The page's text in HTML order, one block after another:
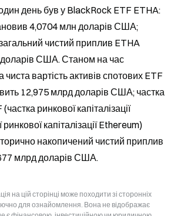
день був у BlackRock ETF ETHA:
4,0704 млн доларів США;
чистий приплив ETHA
США. Станом на час
чиста вартість активів спотових ETF
12,975 млрд доларів США; частка
ринкової капіталізації
капіталізації Ethereum)
накопичений чистий приплив
млрд доларів США.
на цій сторінці може походити зі сторонніх
для ознайомлення. Вона не відображає